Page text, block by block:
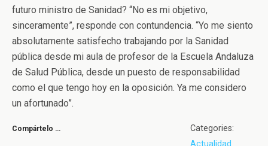
futuro ministro de Sanidad? “No es mi objetivo,
sinceramente”, responde con contundencia. “Yo me siento
absolutamente satisfecho trabajando por la Sanidad
pública desde mi aula de profesor de la Escuela Andaluza
de Salud Pública, desde un puesto de responsabilidad
como el que tengo hoy en la oposición. Ya me considero
un afortunado”.
Compártelo …
Categories:
Actualidad